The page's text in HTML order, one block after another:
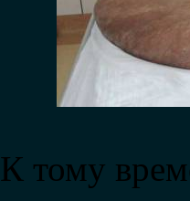
К тому